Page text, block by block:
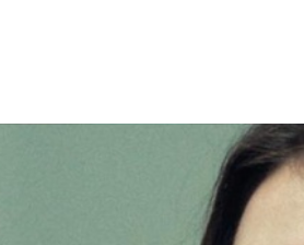
6/19（金）～7/2（木）まで上映